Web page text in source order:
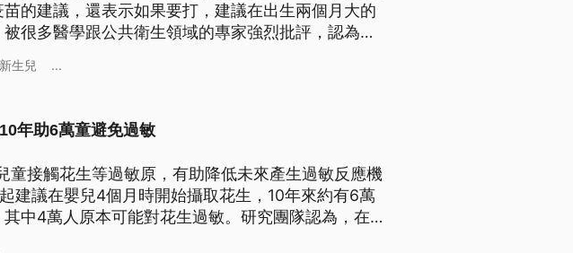
的建議，還表示如果要打，建議在出生兩個月大的
很多醫學跟公共衛生領域的專家強烈批評，認為公
新生兒 ...
年助6萬童避免過敏
童接觸花生等過敏原，有助降低未來產生過敏反應機
建議在嬰兒4個月時開始攝取花生，10年來約有6萬
中4萬人原本可能對花生過敏。研究團隊認為，在